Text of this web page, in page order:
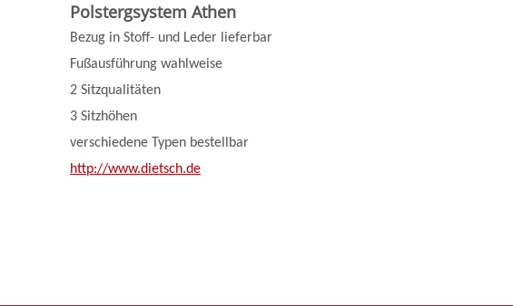
Polstergsystem Athen
Bezug in Stoff- und Leder lieferbar
Fußausführung wahlweise
2 Sitzqualitäten
3 Sitzhöhen
verschiedene Typen bestellbar
http://www.dietsch.de